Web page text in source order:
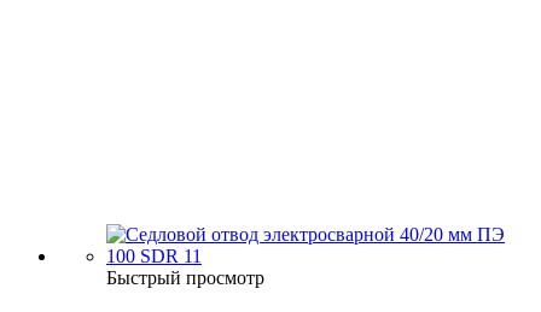
Быстрый просмотр